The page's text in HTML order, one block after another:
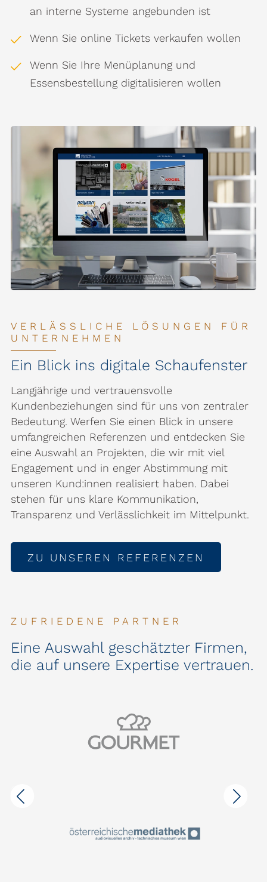
an interne Systeme angebunden ist
Wenn Sie online Tickets verkaufen wollen
Wenn Sie Ihre Menüplanung und
Essensbestellung digitalisieren wollen
VERLÄSSLICHE LÖSUNGEN FÜR
UNTERNEHMEN
Ein Blick ins digitale Schaufenster
Langjährige und vertrauensvolle
Kundenbeziehungen sind für uns von zentraler
Bedeutung. Werfen Sie einen Blick in unsere
umfangreichen Referenzen und entdecken Sie
eine Auswahl an Projekten, die wir mit viel
Engagement und in enger Abstimmung mit
unseren Kund:innen realisiert haben. Dabei
stehen für uns klare Kommunikation,
Transparenz und Verlässlichkeit im Mittelpunkt.
ZU UNSEREN REFERENZEN
ZUFRIEDENE PARTNER
Eine Auswahl geschätzter Firmen,
die auf unsere Expertise vertrauen.